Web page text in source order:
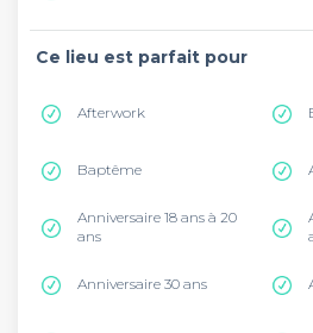
Ce lieu est parfait pour
Afterwork
Baptême
Anniversaire 18 ans à 20
ans
Anniversaire 30 ans